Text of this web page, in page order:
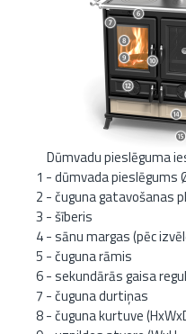
Dūmvadu pieslēguma
1 - dūmvada pieslēgums
2 - čuguna gatavošanas
3 - šīberis
4 - sānu margas (pēc
5 - čuguna rāmis
6 - sekundārās gaisa
7 - čuguna durtiņas
8 - čuguna kurtuve